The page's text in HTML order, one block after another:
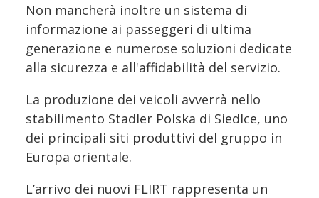
Non mancherà inoltre un sistema di
informazione ai passeggeri di ultima
generazione e numerose soluzioni dedicate
alla sicurezza e all'affidabilità del servizio.
La produzione dei veicoli avverrà nello
stabilimento Stadler Polska di Siedlce, uno
dei principali siti produttivi del gruppo in
Europa orientale.
L’arrivo dei nuovi FLIRT rappresenta un